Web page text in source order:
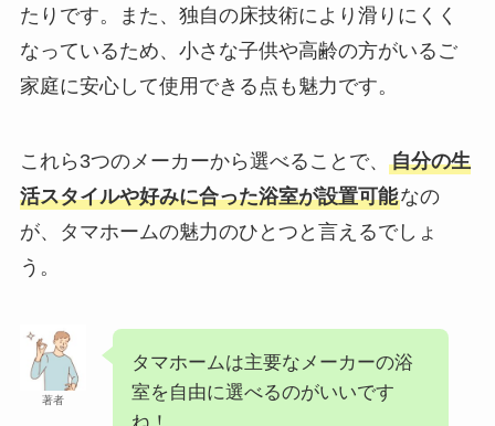
たりです。また、独自の床技術により滑りにくく
なっているため、小さな子供や高齢の方がいるご
家庭に安心して使用できる点も魅力です。
これら3つのメーカーから選べることで、 自分の生
活スタイルや好みに合った浴室が設置可能なの
が、タマホームの魅力のひとつと言えるでしょ
う。
著者
タマホームは主要なメーカーの浴
室を自由に選べるのがいいです